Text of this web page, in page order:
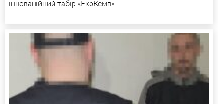
інноваційний табір «ЕкоКемп»